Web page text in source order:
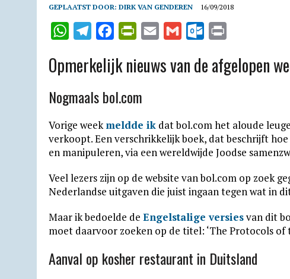
GEPLAATST DOOR: DIRK VAN GENDEREN 16/09/2018
W
a
s
p
p
T
l
g
a
m
c
b
o
k
i
t
F
r
i
e
n
l
a
a
t
k
.
c
o
i
Opmerkelijk nieuws van de afgelopen
Nogmaals bol.com
Vorige weekmeldde ik dat bol.com het aloude
verkoopt. Een verschrikkelijk boek, dat beschrijft
en manipuleren, via een wereldwijde Joodse
Veel lezers zijn op de website van bol.com op zoek
Nederlandse uitgaven die juist ingaan tegen wat in
Maar ik bedoelde de Engelstalige versiesvan dit
moet daarvoor zoeken op de titel: ‘The Protocols of
Aanval op kosher restaurant in Duitsland